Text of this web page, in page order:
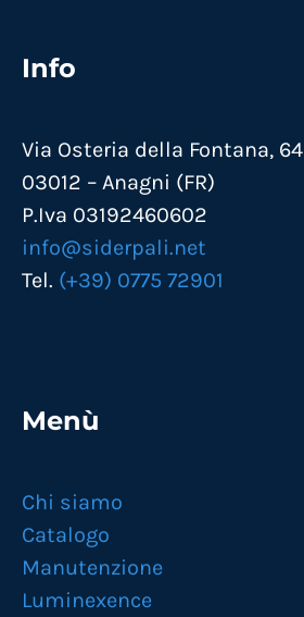
Info
Via Osteria della Fontana, 64
03012 – Anagni (FR)
P.Iva 03192460602
info@siderpali.net
Tel. (+39) 0775 72901
Menù
Chi siamo
Catalogo
Manutenzione
Luminexence